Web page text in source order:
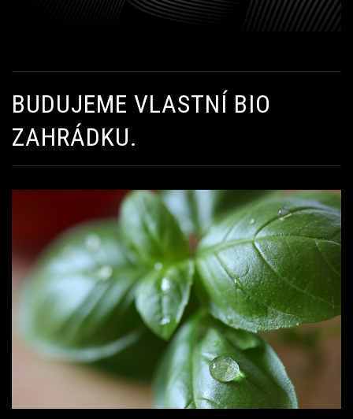
BUDUJEME VLASTNÍ BIO
ZAHRÁDKU.